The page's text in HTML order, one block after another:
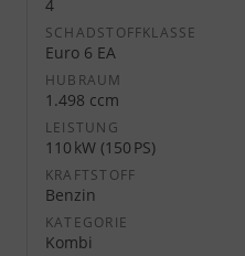
4
SCHADSTOFFKLASSE
Euro 6 EA
HUBRAUM
1.498 ccm
LEISTUNG
110 kW (150 PS)
KRAFTSTOFF
Benzin
KATEGORIE
Kombi